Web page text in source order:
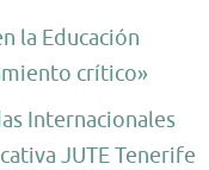
la Educación
crítico»
Internacionales
JUTE Tenerife